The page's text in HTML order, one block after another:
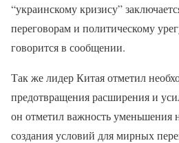
“украинскому кризису”
переговорам и политическому
говорится в сообщении.
Так же лидер Китая отметил
предотвращения расширения и
он отметил важность уменьшения
создания условий для мирных